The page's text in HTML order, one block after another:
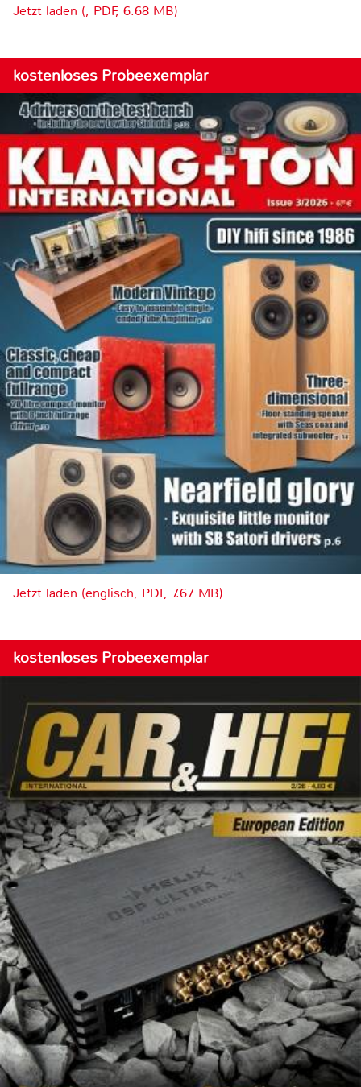
Jetzt laden (, PDF, 6.68 MB)
kostenloses Probeexemplar
Jetzt laden (englisch, PDF, 7.67 MB)
kostenloses Probeexemplar